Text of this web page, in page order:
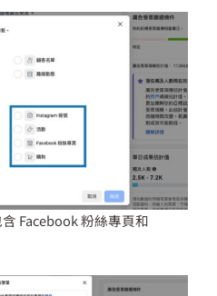
Facebook 粉絲專頁和